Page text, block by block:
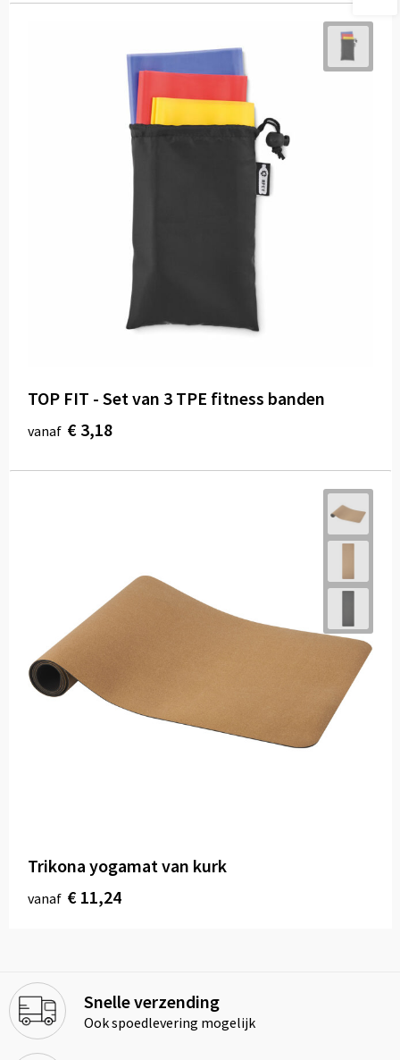
TOP FIT - Set van 3 TPE fitness banden
vanaf € 3,18
Trikona yogamat van kurk
vanaf € 11,24
Snelle verzending
Ook spoedlevering mogelijk